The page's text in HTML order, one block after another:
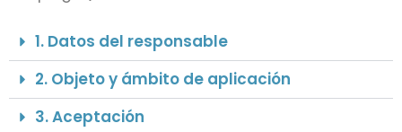
1. Datos del responsable
2. Objeto y ámbito de aplicación
3. Aceptación